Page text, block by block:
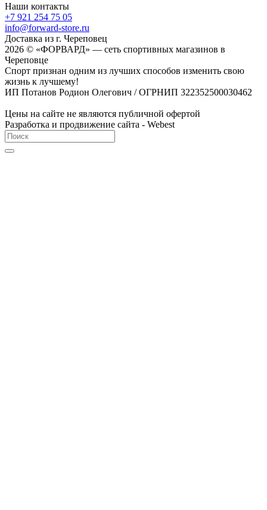
Наши контакты
+7 921 254 75 05
info@forward-store.ru
Доставка из г. Череповец
2026 © «ФОРВАРД» — сеть спортивных магазинов в
Череповце
Спорт признан одним из лучших способов изменить свою
жизнь к лучшему!
ИП Потанов Родион Олегович / ОГРНИП 322352500030462
Цены на сайте не являются публичной офертой
Разработка и продвижение сайта - Webest